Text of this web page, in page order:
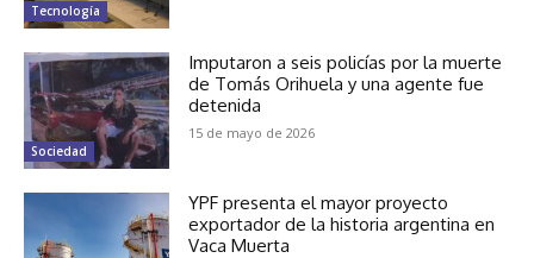
Tecnología
Sociedad
Imputaron a seis policías por la muerte
de Tomás Orihuela y una agente fue
detenida
15 de mayo de 2026
YPF presenta el mayor proyecto
exportador de la historia argentina en
Vaca Muerta